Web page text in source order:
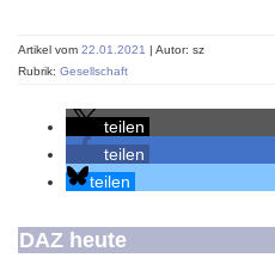
Artikel vom 22.01.2021 | Autor: sz
Rubrik: Gesellschaft
teilen
teilen
teilen
DAZ heute